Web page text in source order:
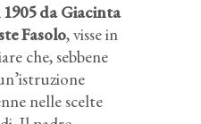
da Giacinta
Fasolo, visse in
che, sebbene
nelle scelte